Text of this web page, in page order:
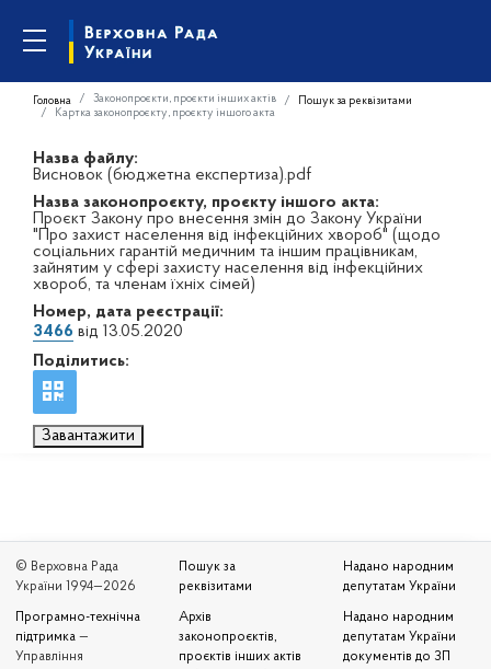
Головна Законопроєкти, проєкти інших актів
Пошук за реквізитами
Картка законопроєкту, проєкту іншого акта
Назва файлу:
Висновок (бюджетна експертиза).pdf
Назва законопроєкту, проєкту іншого акта:
Проєкт Закону про внесення змін до Закону України
"Про захист населення від інфекційних хвороб" (щодо
соціальних гарантій медичним та іншим працівникам,
зайнятим у сфері захисту населення від інфекційних
хвороб, та членам їхніх сімей)
Номер, дата реєстрації:
3466 від 13.05.2020
Поділитись:
Завантажити
© Верховна Рада
України 1994—2026
Програмно-технічна
підтримка —
Управління
Пошук за
реквізитами
Архів
законопроєктів,
проєктів інших актів
Надано народним
депутатам України
Надано народним
депутатам України
документів до ЗП